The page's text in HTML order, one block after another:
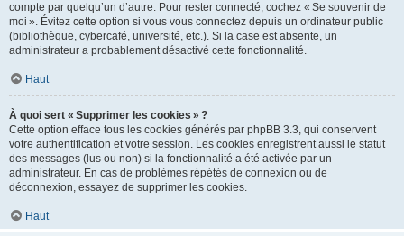
compte par quelqu’un d’autre. Pour rester connecté, cochez « Se souvenir de
moi ». Évitez cette option si vous vous connectez depuis un ordinateur public
(bibliothèque, cybercafé, université, etc.). Si la case est absente, un
administrateur a probablement désactivé cette fonctionnalité.
Haut
À quoi sert « Supprimer les cookies » ?
Cette option efface tous les cookies générés par phpBB 3.3, qui conservent
votre authentification et votre session. Les cookies enregistrent aussi le statut
des messages (lus ou non) si la fonctionnalité a été activée par un
administrateur. En cas de problèmes répétés de connexion ou de
déconnexion, essayez de supprimer les cookies.
Haut